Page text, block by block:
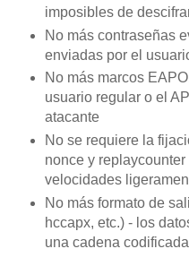
imposibles de
No más contraseñas
enviadas por el
No más marcos
usuario regular o el
atacante
No se requiere la
nonce y
velocidades
No más formato de
hccapx, etc.) - los
una cadena